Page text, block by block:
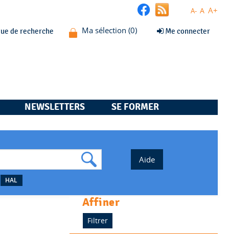
A- A A+
de recherche Me connecter
NEWSLETTERS SE FORMER
HAL
affiner